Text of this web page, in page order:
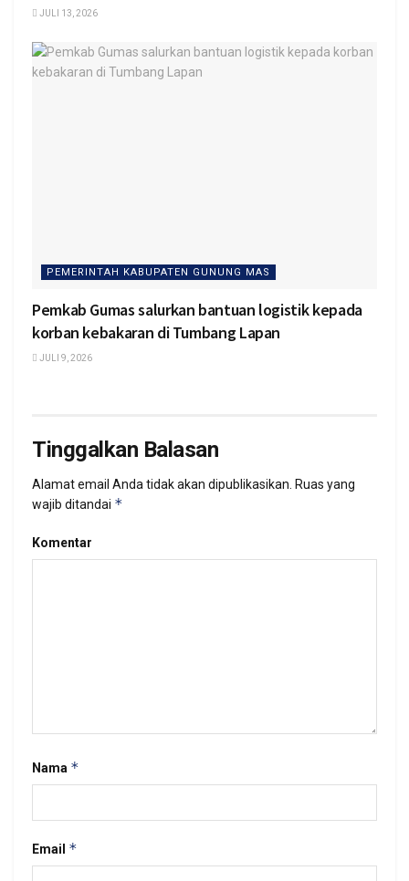
JULI 13, 2026
PEMERINTAH KABUPATEN GUNUNG MAS
Pemkab Gumas salurkan bantuan logistik kepada
korban kebakaran di Tumbang Lapan
JULI 9, 2026
Tinggalkan Balasan
Alamat email Anda tidak akan dipublikasikan. Ruas yang
wajib ditandai *
Komentar
Nama *
Email *